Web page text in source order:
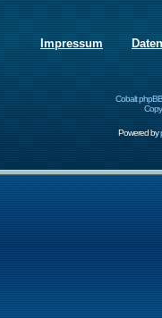
Impressum
Cobalt
Powered by